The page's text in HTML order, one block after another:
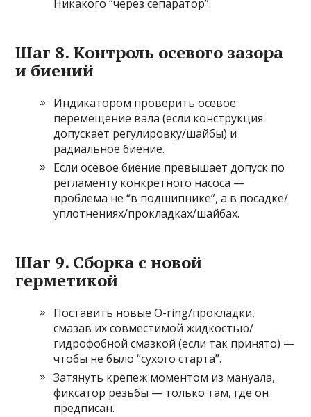
Никакого “через сепаратор”.
Шаг 8. Контроль осевого зазора
и биений
Индикатором проверить осевое
перемещение вала (если конструкция
допускает регулировку/шайбы) и
радиальное биение.
Если осевое биение превышает допуск по
регламенту конкретного насоса —
проблема не “в подшипнике”, а в посадке/
уплотнениях/прокладках/шайбах.
Шаг 9. Сборка с новой
герметикой
Поставить новые O-ring/прокладки,
смазав их совместимой жидкостью/
гидрофобной смазкой (если так принято) —
чтобы не было “сухого старта”.
Затянуть крепеж моментом из мануала,
фиксатор резьбы — только там, где он
предписан.